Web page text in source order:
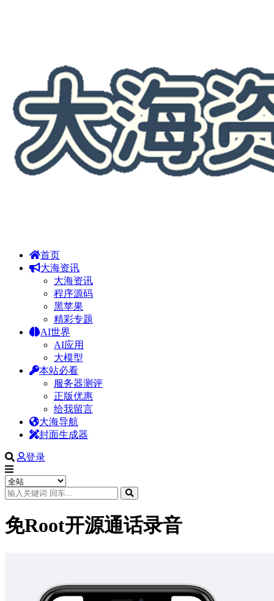
首页
大海资讯
大海资讯
程序源码
黑苹果
精彩专题
AI世界
AI应用
大模型
本站必看
服务器测评
正版优惠
给我留言
大海导航
封面生成器
登录
免Root开源通话录音